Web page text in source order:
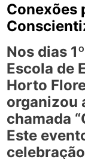
Conexões
Nos dias
Escola de
Horto
organizou
chamada
Este